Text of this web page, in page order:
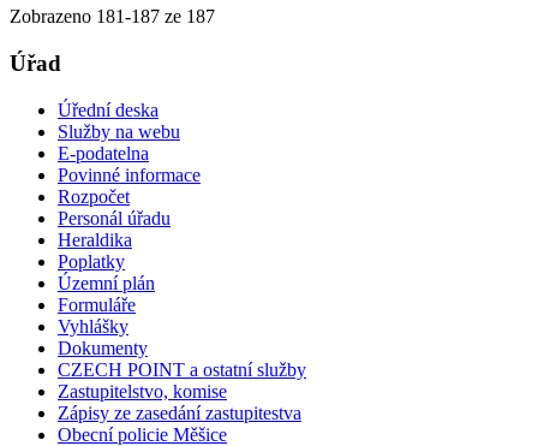
Zobrazeno 181-187 ze 187
Úřad
Úřední deska
Služby na webu
E-podatelna
Povinné informace
Rozpočet
Personál úřadu
Heraldika
Poplatky
Územní plán
Formuláře
Vyhlášky
Dokumenty
CZECH POINT a ostatní služby
Zastupitelstvo, komise
Zápisy ze zasedání zastupitestva
Obecní policie Měšice